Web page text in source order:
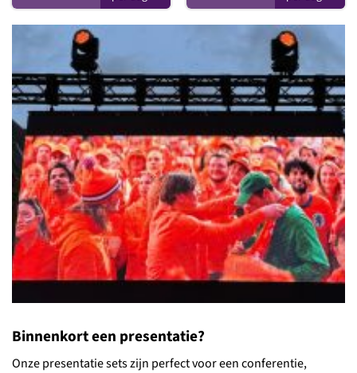
Binnenkort een presentatie?
Onze presentatie sets zijn perfect voor een conferentie,